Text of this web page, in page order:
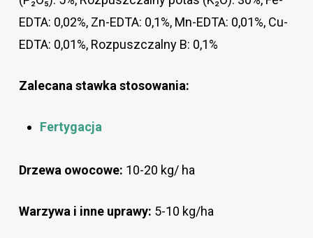
EDTA: 0,02%, Zn-EDTA: 0,1%, Mn-EDTA: 0,01%, Cu-
EDTA: 0,01%, Rozpuszczalny B: 0,1%
Zalecana stawka stosowania:
Fertygacja
Drzewa owocowe: 10-20 kg/ ha
Warzywa i inne uprawy: 5-10 kg/ha